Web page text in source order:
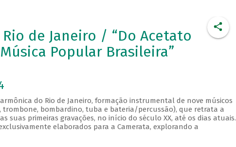
de Janeiro / “Do Acetato
Popular Brasileira”
do Rio de Janeiro, formação instrumental de nove músicos
bombardino, tuba e bateria/percussão), que retrata a
suas primeiras gravações, no início do século XX, até os dias atuais.
elaborados para a Camerata, explorando a